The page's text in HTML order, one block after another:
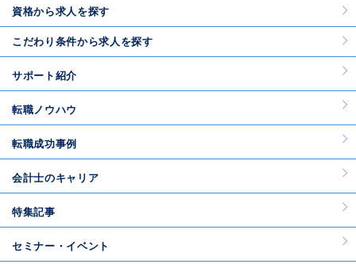
資格から求人を探す
こだわり条件から求人を探す
サポート紹介
転職ノウハウ
転職成功事例
会計士のキャリア
特集記事
セミナー・イベント